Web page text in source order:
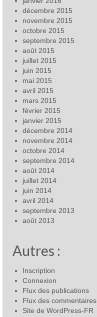
décembre 2015
novembre 2015
octobre 2015
septembre 2015
août 2015
juillet 2015
juin 2015
mai 2015
avril 2015
mars 2015
février 2015
janvier 2015
décembre 2014
novembre 2014
octobre 2014
septembre 2014
août 2014
juillet 2014
juin 2014
avril 2014
septembre 2013
août 2013
Autres :
Inscription
Connexion
Flux des publications
Flux des commentaires
Site de WordPress-FR